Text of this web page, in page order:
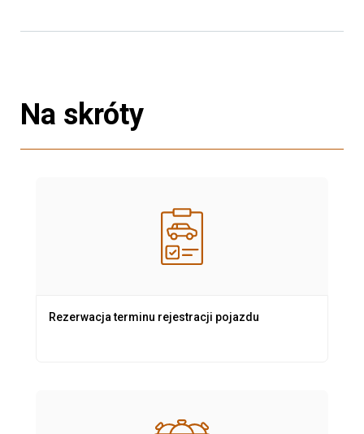
Na skróty
Rezerwacja terminu rejestracji pojazdu